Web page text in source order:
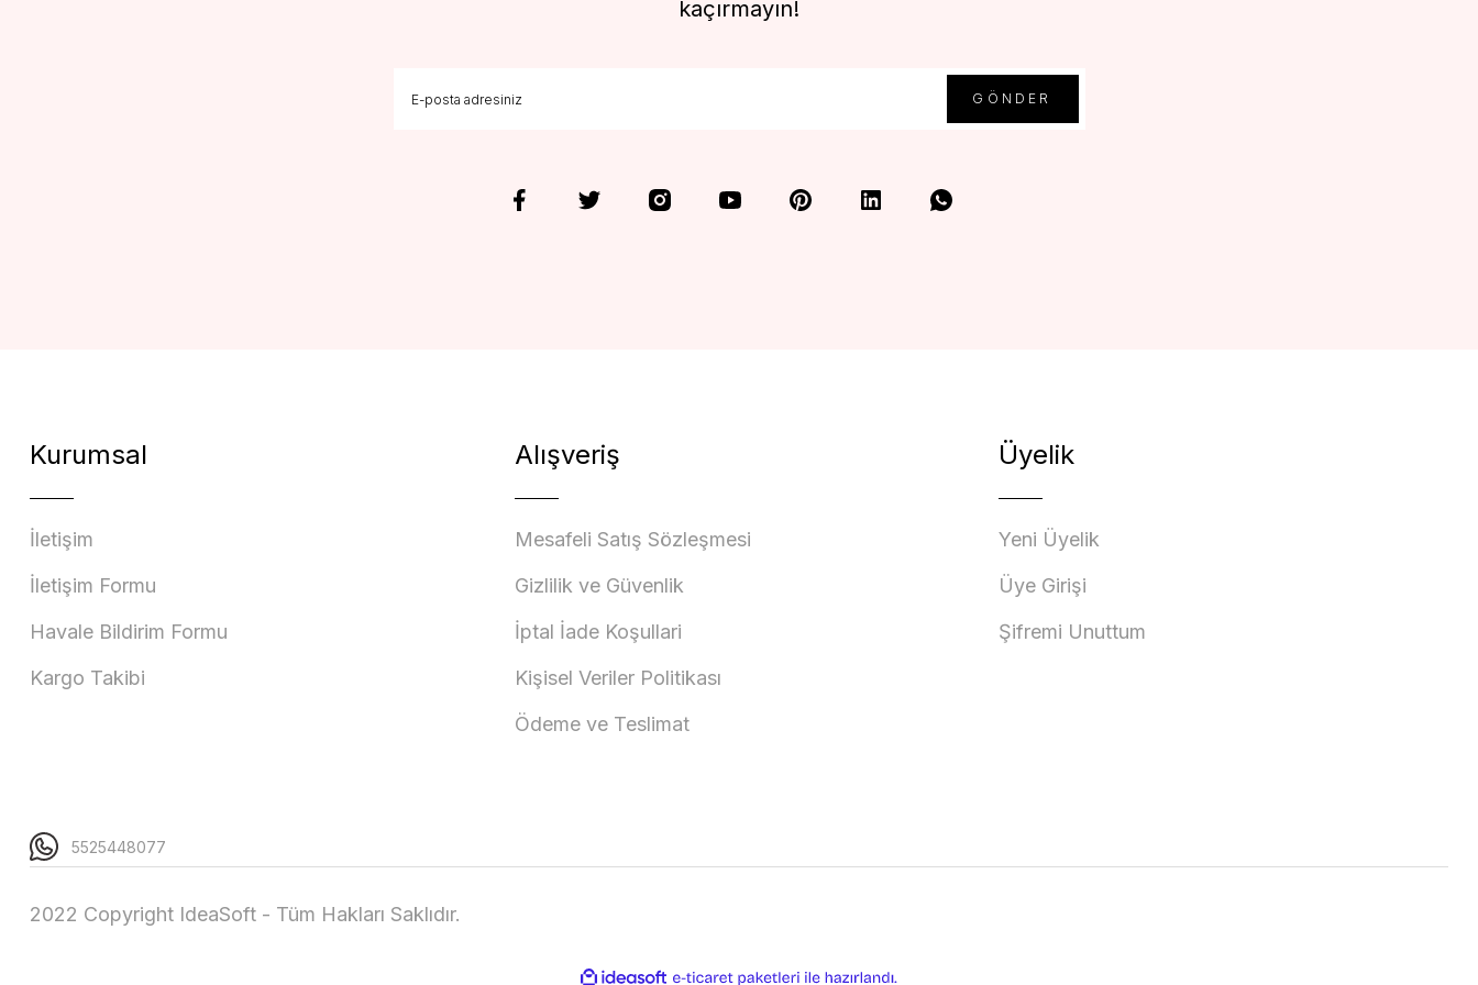
kaçırmayın!
GÖNDER
Kurumsal
İletişim
İletişim Formu
Havale Bildirim Formu
Kargo Takibi
Alışveriş
Mesafeli Satış Sözleşmesi
Gizlilik ve Güvenlik
İptal İade Koşullari
Kişisel Veriler Politikası
Ödeme ve Teslimat
Üyelik
Yeni Üyelik
Üye Girişi
Şifremi Unuttum
5525448077
2022 Copyright IdeaSoft - Tüm Hakları Saklıdır.
ideasoft e-